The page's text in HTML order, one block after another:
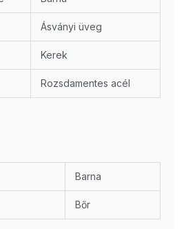
Ásványi üveg
Kerek
Rozsdamentes acél
Barna
Bőr